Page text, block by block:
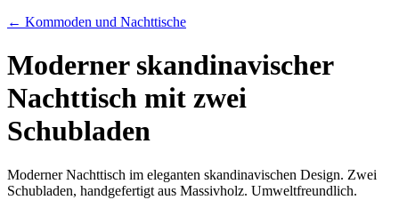
← Kommoden und Nachttische
Moderner skandinavischer
Nachttisch mit zwei
Schubladen
Moderner Nachttisch im eleganten skandinavischen Design. Zwei
Schubladen, handgefertigt aus Massivholz. Umweltfreundlich.